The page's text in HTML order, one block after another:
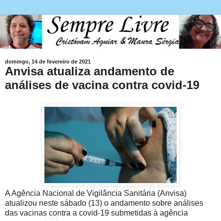
domingo, 14 de fevereiro de 2021
Anvisa atualiza andamento de
análises de vacina contra covid-19
A Agência Nacional de Vigilância Sanitária (Anvisa)
atualizou neste sábado (13) o andamento sobre análises
das vacinas contra a covid-19 submetidas à agência